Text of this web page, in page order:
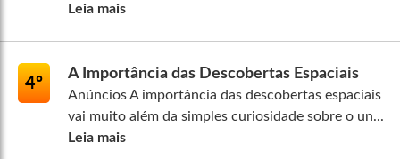
Leia mais
4º
A Importância das Descobertas Espaciais
Anúncios A importância das descobertas espaciais
vai muito além da simples curiosidade sobre o un...
Leia mais